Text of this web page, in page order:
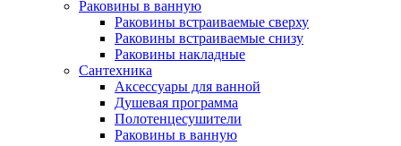
Раковины в ванную
Раковины встраиваемые сверху
Раковины встраиваемые снизу
Раковины накладные
Сантехника
Аксессуары для ванной
Душевая программа
Полотенцесушители
Раковины в ванную